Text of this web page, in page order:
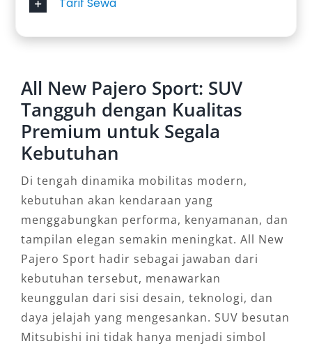
Tarif Sewa
All New Pajero Sport: SUV
Tangguh dengan Kualitas
Premium untuk Segala
Kebutuhan
Di tengah dinamika mobilitas modern,
kebutuhan akan kendaraan yang
menggabungkan performa, kenyamanan, dan
tampilan elegan semakin meningkat. All New
Pajero Sport hadir sebagai jawaban dari
kebutuhan tersebut, menawarkan
keunggulan dari sisi desain, teknologi, dan
daya jelajah yang mengesankan. SUV besutan
Mitsubishi ini tidak hanya menjadi simbol